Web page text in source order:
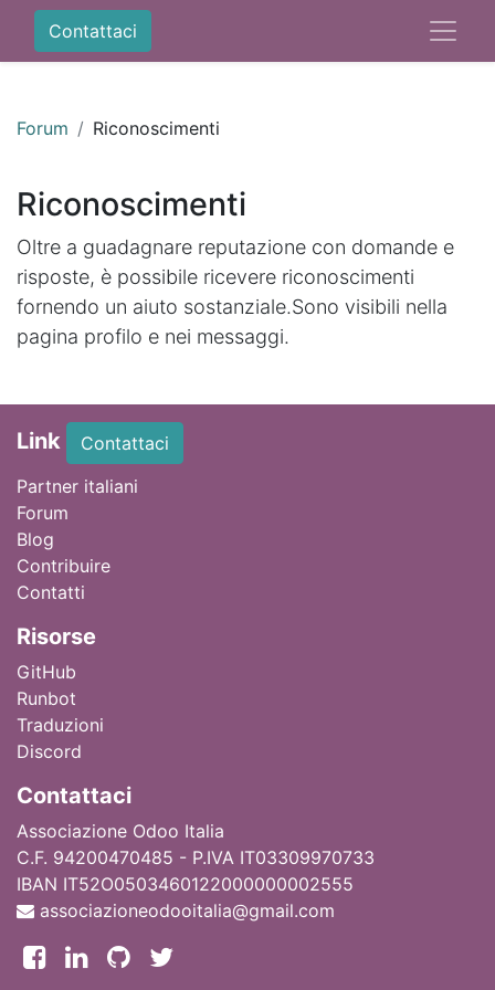
Contattaci
Forum Riconoscimenti
Riconoscimenti
Oltre a guadagnare reputazione con domande e
risposte, è possibile ricevere riconoscimenti
fornendo un aiuto sostanziale.Sono visibili nella
pagina profilo e nei messaggi.
Link
Contattaci
Partner italiani
Forum
Blog
Contribuire
Contatti
Risorse
GitHub
Runbot
Traduzioni
Discord
Contattaci
Associazione Odoo Italia
C.F. 94200470485 - P.IVA IT03309970733
IBAN IT52O0503460122000000002555
associazioneodooitalia@gmail.com